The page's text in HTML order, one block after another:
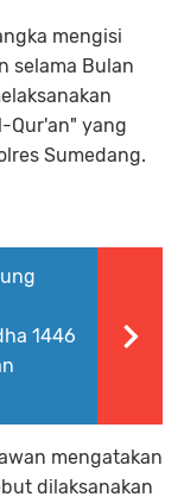
mengisi
selama Bulan
Qur'an" yang
Sumedang.
1446
mengatakan
dilaksanakan